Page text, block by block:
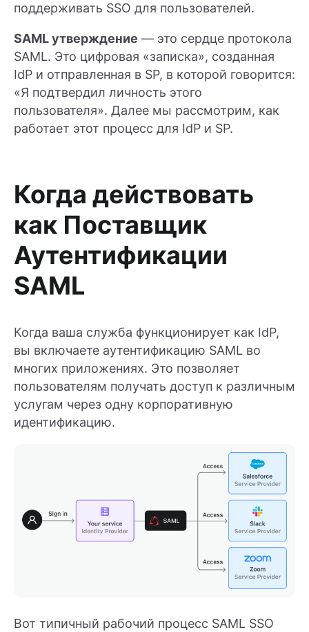
поддерживать SSO для пользователей.
SAML утверждение — это сердце протокола
SAML. Это цифровая «записка», созданная
IdP и отправленная в SP, в которой говорится:
«Я подтвердил личность этого
пользователя». Далее мы рассмотрим, как
работает этот процесс для IdP и SP.
Когда действовать
как Поставщик
Аутентификации
SAML
Когда ваша служба функционирует как IdP,
вы включаете аутентификацию SAML во
многих приложениях. Это позволяет
пользователям получать доступ к различным
услугам через одну корпоративную
идентификацию.
Вот типичный рабочий процесс SAML SSO